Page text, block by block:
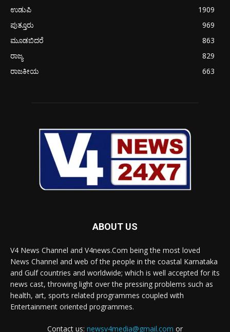
ಉಡುಪಿ
1909
ಪುತ್ತೂರು
969
ಮೂಡಬಿದರೆ
863
ರಾಜ್ಯ
829
ರಾಜಕೀಯ
663
ABOUT US
V4 News Channel and V4news.Com being the most loved
News Channel and web of the people in the coastal Karnataka
and Gulf countries and worldwide; which is well accepted for its
news cast, throwing light over the pressing problems such as
health, art, sports related programmes coupled with
Entertainment oriented programmes.
Contact us: newsv4media@gmail.com or